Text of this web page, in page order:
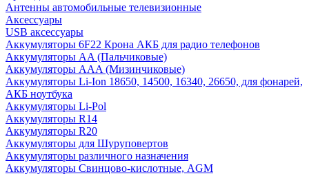
Антенны автомобильные телевизионные
Аксессуары
USB аксессуары
Аккумуляторы 6F22 Крона АКБ для радио телефонов
Аккумуляторы AA (Пальчиковые)
Аккумуляторы AAA (Мизинчиковые)
Аккумуляторы Li-Ion 18650, 14500, 16340, 26650, для фонарей,
АКБ ноутбука
Аккумуляторы Li-Pol
Аккумуляторы R14
Аккумуляторы R20
Аккумуляторы для Шуруповертов
Аккумуляторы различного назначения
Аккумуляторы Свинцово-кислотные, AGM